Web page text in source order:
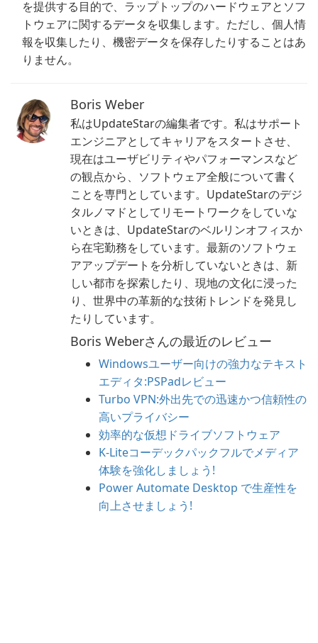
を提供する目的で、ラップトップのハードウェアとソフ
トウェアに関するデータを収集します。ただし、個人情
報を収集したり、機密データを保存したりすることはあ
りません。
Boris Weber
私はUpdateStarの編集者です。私はサポート
エンジニアとしてキャリアをスタートさせ、
現在はユーザビリティやパフォーマンスなど
の観点から、ソフトウェア全般について書く
ことを専門としています。UpdateStarのデジ
タルノマドとしてリモートワークをしていな
いときは、UpdateStarのベルリンオフィスか
ら在宅勤務をしています。最新のソフトウェ
アアップデートを分析していないときは、新
しい都市を探索したり、現地の文化に浸った
り、世界中の革新的な技術トレンドを発見し
たりしています。
Boris Weberさんの最近のレビュー
Windowsユーザー向けの強力なテキスト
エディタ:PSPadレビュー
Turbo VPN:外出先での迅速かつ信頼性の
高いプライバシー
効率的な仮想ドライブソフトウェア
K-Liteコーデックパックフルでメディア
体験を強化しましょう!
Power Automate Desktop で生産性を
向上させましょう!